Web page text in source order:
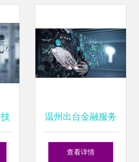
温州出台金融服务
实体经济发展14条,
查看详情